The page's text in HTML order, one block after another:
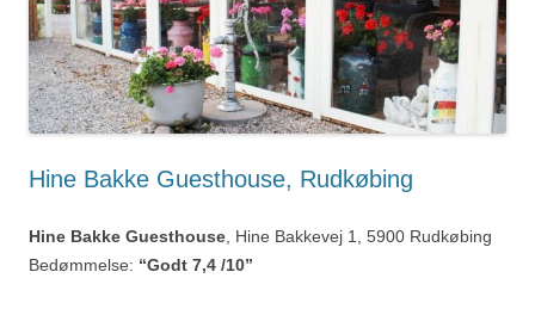
Hine Bakke Guesthouse, Rudkøbing
Hine Bakke Guesthouse , Hine Bakkevej 1, 5900 Rudkøbing
Bedømmelse: “Godt 7,4 /10”